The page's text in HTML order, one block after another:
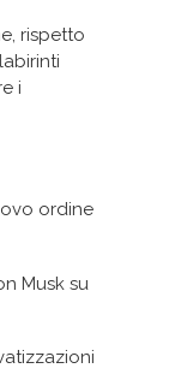
rispetto
i
ordine
Musk su